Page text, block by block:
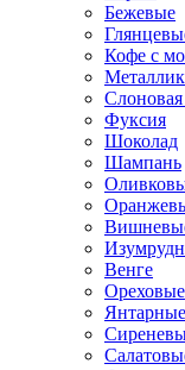
Бежевые
Кофе с
Металлик
Слоновая
Фуксия
Шоколад
Шампань
Венге
Ореховые
Янтарные